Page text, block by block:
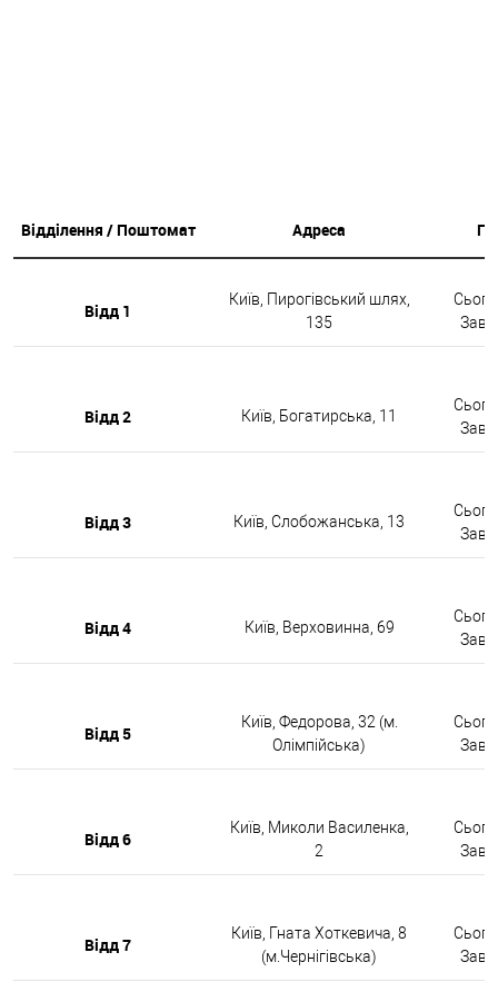
Відділення / Поштомат Адреса
Відд 1
Київ, Пирогівський шлях,
135
Відд 2 Київ, Богатирська, 11
Відд 3 Київ, Слобожанська, 13
Відд 4 Київ, Верховинна, 69
Відд 5
Київ, Федорова, 32 (м.
Олімпійська)
Відд 6
Київ, Миколи Василенка,
2
Відд 7
Київ, Гната Хоткевича, 8
(м.Чернігівська)